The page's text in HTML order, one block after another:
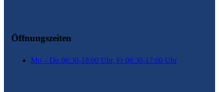
Öffnungszeiten
Mo – Do 08:30-18:00 Uhr, Fr 08:30-17:00 Uhr